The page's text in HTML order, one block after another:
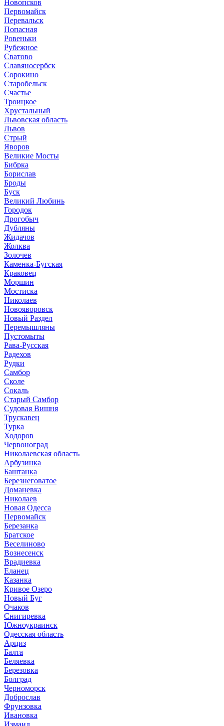
Новопсков
Первомайск
Перевальск
Попасная
Ровеньки
Рубежное
Сватово
Славяносербск
Сорокино
Старобельск
Счастье
Троицкое
Хрустальный
Львовская область
Львов
Стрый
Яворов
Великие Мосты
Бибрка
Борислав
Броды
Буск
Великий Любинь
Городок
Дрогобыч
Дубляны
Жидачов
Жолква
Золочев
Каменка-Бугская
Краковец
Моршин
Мостиска
Николаев
Новояворовск
Новый Раздел
Перемышляны
Пустомыты
Рава-Русская
Радехов
Рудки
Самбор
Сколе
Сокаль
Старый Самбор
Судовая Вишня
Трускавец
Турка
Ходоров
Червоноград
Николаевская область
Арбузинка
Баштанка
Березнеговатое
Доманевка
Николаев
Новая Одесса
Первомайск
Березанка
Братское
Веселиново
Вознесенск
Врадиевка
Еланец
Казанка
Кривое Озеро
Новый Буг
Очаков
Снигиревка
Южноукраинск
Одесская область
Арциз
Балта
Беляевка
Березовка
Болград
Черноморск
Доброслав
Фрунзовка
Ивановка
Измаил